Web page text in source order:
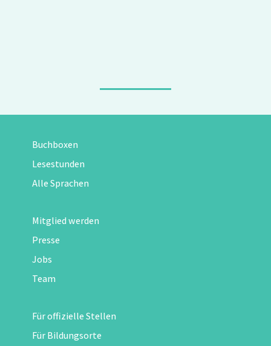
Buchboxen
Lesestunden
Alle Sprachen
Mitglied werden
Presse
Jobs
Team
Für offizielle Stellen
Für Bildungsorte